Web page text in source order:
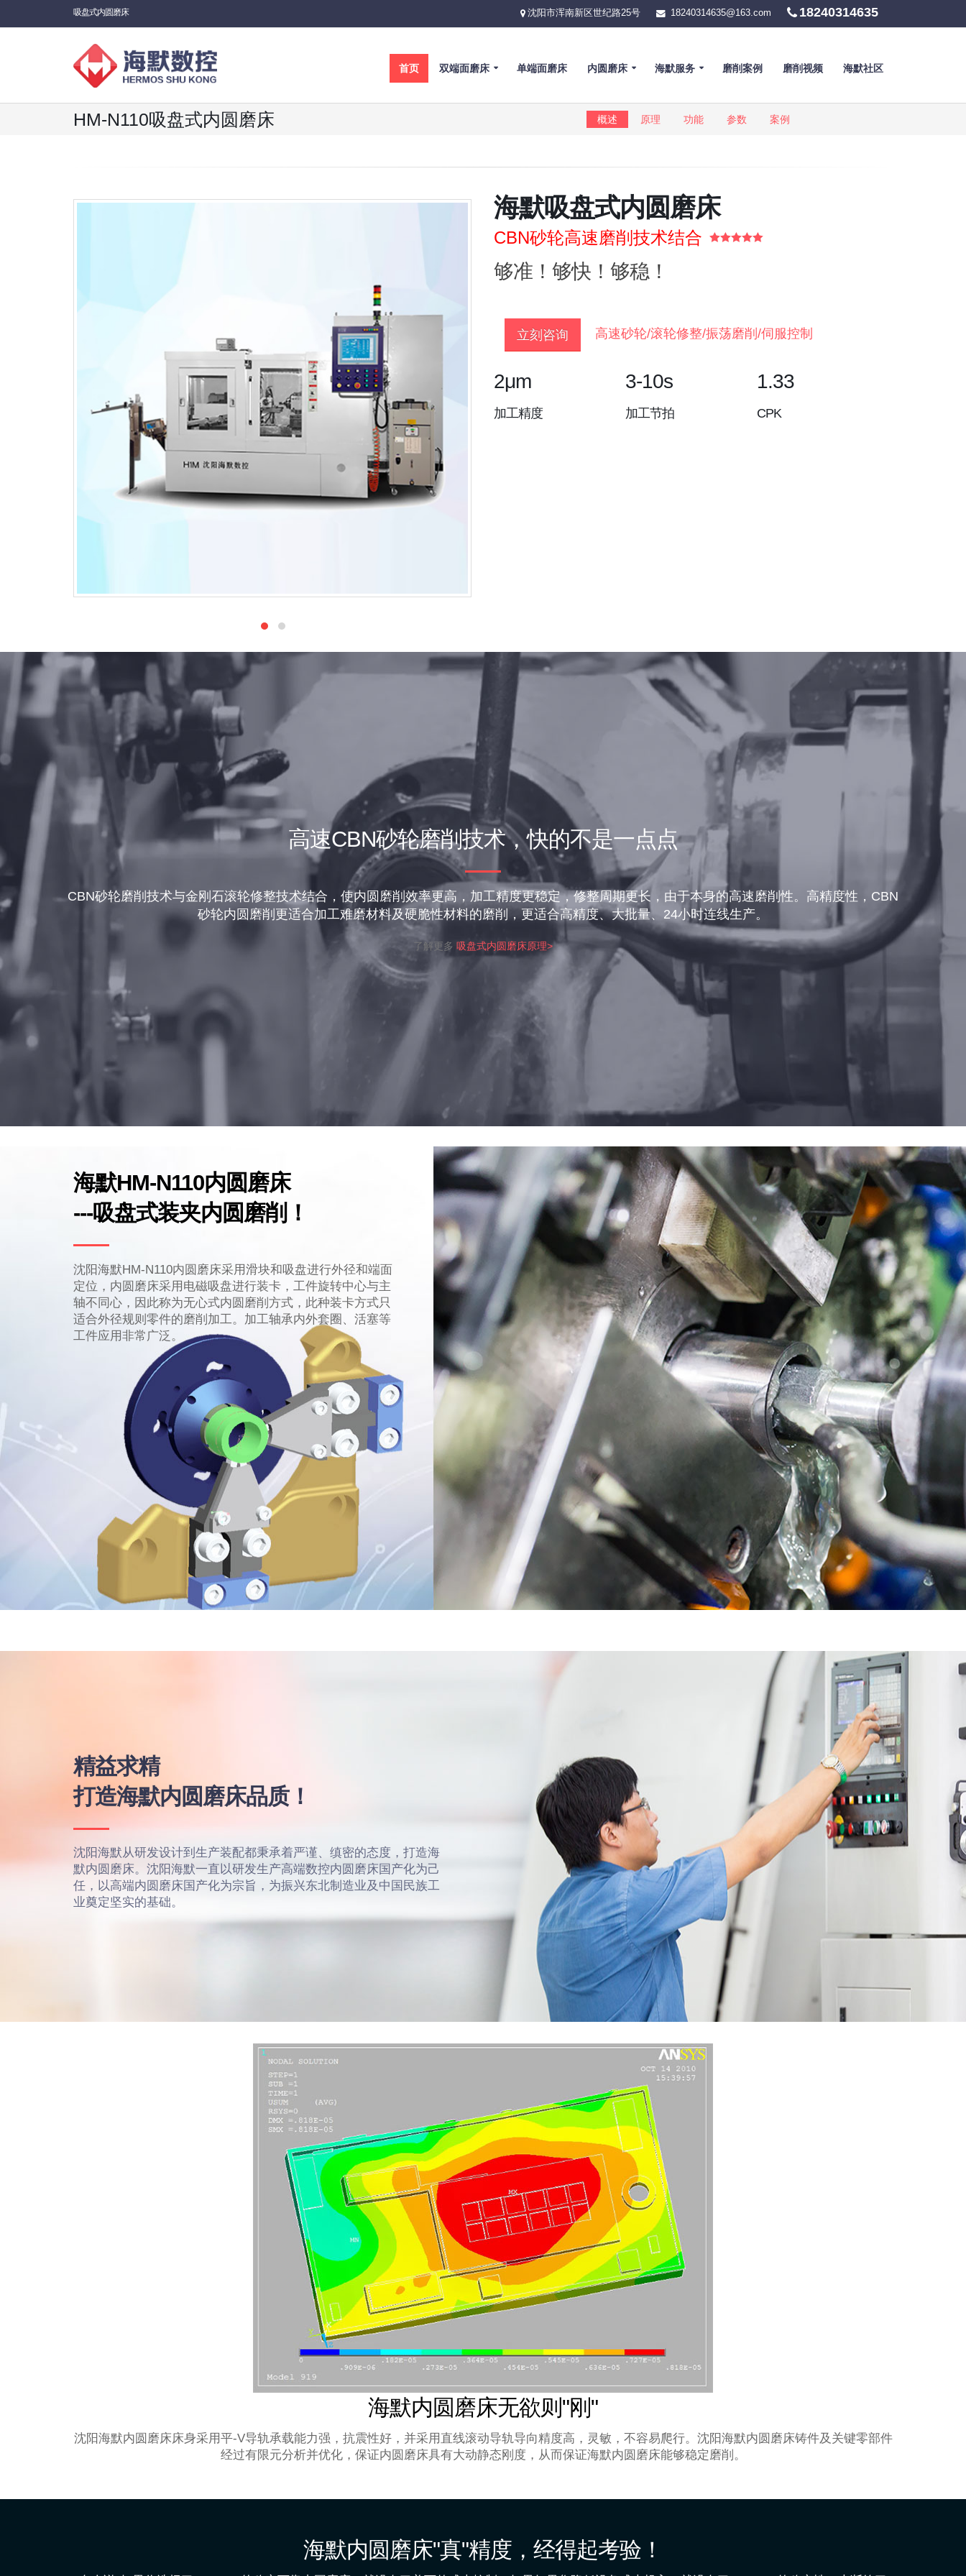
沈阳市浑南新区世纪路25号 18240314635@163.com 18240314635
吸盘式内圆磨床
首页 双端面磨床 单端面磨床 内圆磨床 海默服务 磨削案例 磨削视频 海默社区
HM-N110吸盘式内圆磨床 概述 原理 功能 参数 案例
海默吸盘式内圆磨床
CBN砂轮高速磨削技术结合
够准！够快！够稳！
立刻咨询 高速砂轮/滚轮修整/振荡磨削/伺服控制
2μm 3-10s 1.33
加工精度 加工节拍 CPK
高速CBN砂轮磨削技术，快的不是一点点
CBN砂轮磨削技术与金刚石滚轮修整技术结合，使内圆磨削效率更高，加工精度更稳定，修整周期更长，由于本身的高速磨削性。高精度性，CBN
砂轮内圆磨削更适合加工难磨材料及硬脆性材料的磨削，更适合高精度、大批量、24小时连线生产。
了解更多 吸盘式内圆磨床原理>
海默HM-N110内圆磨床
---吸盘式装夹内圆磨削！
沈阳海默HM-N110内圆磨床采用滑块和吸盘进行外径和端面
定位，内圆磨床采用电磁吸盘进行装卡，工件旋转中心与主
轴不同心，因此称为无心式内圆磨削方式，此种装卡方式只
适合外径规则零件的磨削加工。加工轴承内外套圈、活塞等
工件应用非常广泛。
精益求精
打造海默内圆磨床品质！
沈阳海默从研发设计到生产装配都秉承着严谨、缜密的态度，打造海
默内圆磨床。沈阳海默一直以研发生产高端数控内圆磨床国产化为己
任，以高端内圆磨床国产化为宗旨，为振兴东北制造业及中国民族工
业奠定坚实的基础。
海默内圆磨床无欲则"刚"
沈阳海默内圆磨床床身采用平-V导轨承载能力强，抗震性好，并采用直线滚动导轨导向精度高，灵敏，不容易爬行。沈阳海默内圆磨床铸件及关键零部件
经过有限元分析并优化，保证内圆磨床具有大动静态刚度，从而保证海默内圆磨床能够稳定磨削。
海默内圆磨床"真"精度，经得起考验！